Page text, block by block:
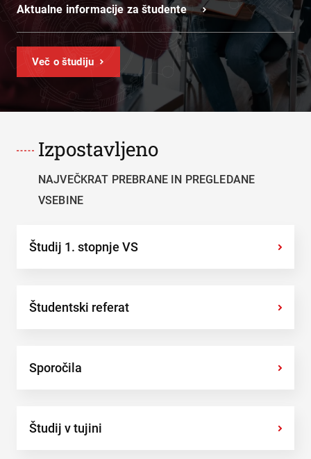
Aktualne informacije za študente
Več o študiju
Izpostavljeno
NAJVEČKRAT PREBRANE IN PREGLEDANE
VSEBINE
Študij 1. stopnje VS ›
Študentski referat ›
Sporočila ›
Študij v tujini ›